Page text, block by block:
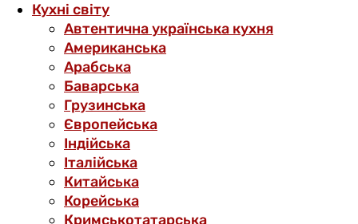
Кухні світу
Автентична українська кухня
Американська
Арабська
Баварська
Грузинська
Європейська
Індійська
Італійська
Китайська
Корейська
Кримськотатарська